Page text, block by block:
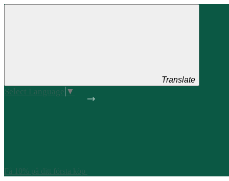
Translate
Select Language ▼
Få 10% på ditt första köp